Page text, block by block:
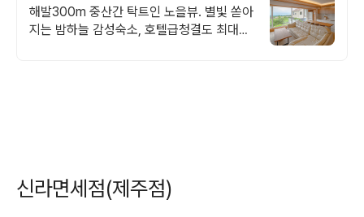
완벽구비, 대가족
해발300m 중산간 탁트인 노을뷰. 별빛 쏟아
지는 밤하늘 감성숙소, 호텔급청결도 최대
신라면세점(제주점)